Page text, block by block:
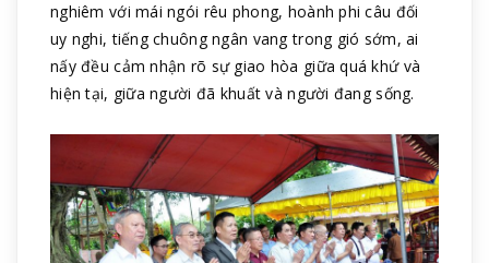
nghiêm với mái ngói rêu phong, hoành phi câu đối
uy nghi, tiếng chuông ngân vang trong gió sớm, ai
nấy đều cảm nhận rõ sự giao hòa giữa quá khứ và
hiện tại, giữa người đã khuất và người đang sống.